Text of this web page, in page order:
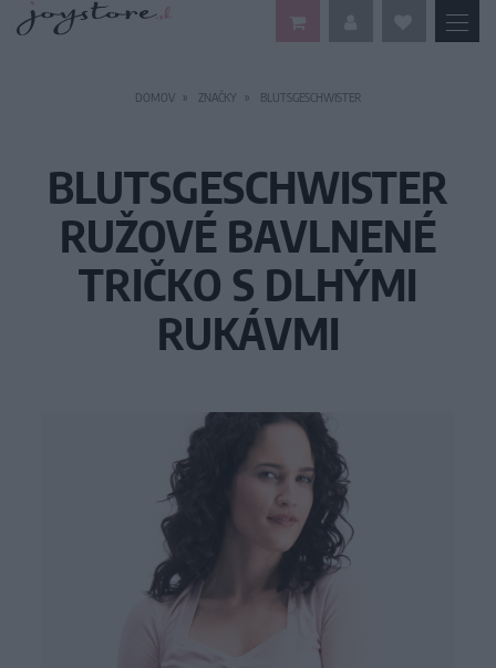
DOMOV ZNAČKY BLUTSGESCHWISTER
BLUTSGESCHWISTER
RUŽOVÉ BAVLNENÉ
TRIČKO S DLHÝMI
RUKÁVMI